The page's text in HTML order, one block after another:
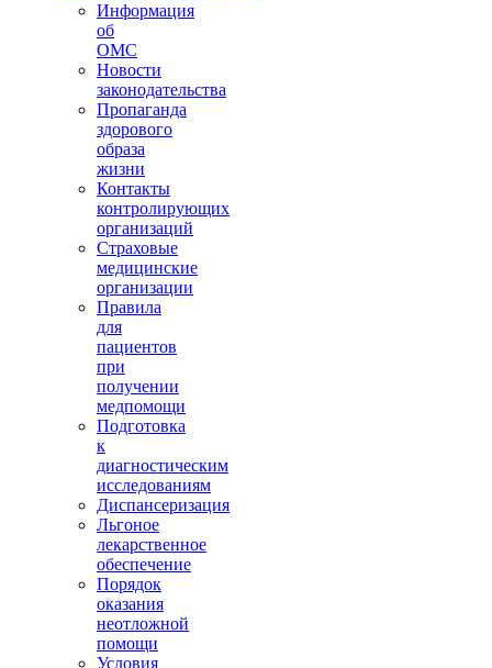
Информация
об
ОМС
Новости
законодательства
Пропаганда
здорового
образа
жизни
Контакты
контролирующих
организаций
Страховые
медицинские
организации
Правила
для
пациентов
при
получении
медпомощи
Подготовка
к
диагностическим
исследованиям
Диспансеризация
Льгоное
лекарственное
обеспечение
Порядок
оказания
неотложной
помощи
Условия